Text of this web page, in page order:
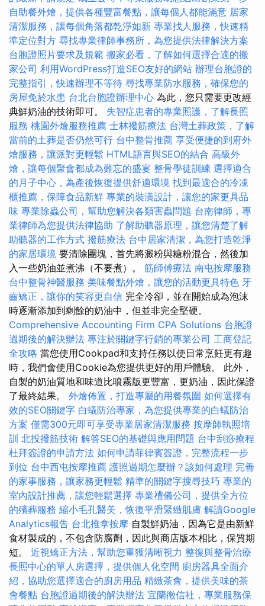
自助餐外燴，提供各種豐富餐點，讓每個人都能滿意 居家
清潔服務，讓每個角落都乾淨如新 專業找人服務，快速精
準定位對方 尋找專業律師事務所，為您提供法律解決方案
台胞證照片要求及規範 搬家必看，了解如何選擇合適的搬
家公司 利用WordPress打造SEO友好的網站 辦理台胞證的
完整指引，快速辦理不等待 尋找專業防水服務，確保您的
房屋免於水患 台北台胞證辦理中心 為此，您只需要更改經
典鮮奶油的技術即可。 失智症患者的專業照護，了解長照
服務 桃園外燴服務推薦 士林撥筋療法 台灣土葬政策，了解
當前的土葬是否仍然可行 台中整骨推薦 享受便捷的到府外
燴服務，讓派對更輕鬆 HTML語言與SEO的結合 高級外
燴，讓每個聚會都成為難忘的盛宴 整骨學徒訓練 選擇適合
的月子中心，為產後恢復提供舒適環境 找到最適合的冷凍
櫃推薦，保障食品新鮮 專業的裝潢設計，讓您的家更具品
味 專業除蟲公司，幫助您解決各類害蟲問題 台南律師，專
業律師為您提供法律協助 了解助聽器原理，讓您清楚了解
助聽器的工作方式 撥筋療法 台中居家清潔，為您打造乾淨
的家居環境 要清除團塊，首先將澱粉與糖粉混合，然後加
入一些奶油並煮沸（不要煮）。 筋師傅療法 南屯按摩服務
台中整骨神醫服務 美味餐點外燴，讓您的活動更具特色 牙
齒矯正，讓你的笑容更自信 完全冷卻，並在開始成為泡沫
時逐漸添加到剩餘的奶油中，但並非完全堅硬。
Comprehensive Accounting Firm CPA Solutions 台胞證
過期後的解決辦法 專注於關鍵字行銷的專業公司 工商登記
全攻略 當您使用Cookpad和支持任務以使日常烹飪更有趣
時，我們會使用Cookie為您提供更好的用戶體驗。 此外，
自製的奶油質地和味道比噴霧版更豐富，更奶油，因此保證
了最終結果。 外燴佈置，打造專屬的用餐氛圍 如何選擇有
效的SEO關鍵字 白蟻防治專家，為您提供專業的白蟻防治
方案 僅需300元即可享受專業居家清潔服務 按摩師執照培
訓 北投撥筋技術 解答SEO的基礎與應用問題 台中刮痧療程
杜拜簽證的申請方法 如何申請菲律賓簽證，完整流程一步
到位 台中西屯按摩推薦 護照過期怎麼辦？該如何處理 完善
的家事服務，讓家務更輕鬆 精準的關鍵字搜尋技巧 專業的
室內設計推薦，讓您輕鬆選擇 專業禮儀公司，提供全方位
的殯葬服務 縮小毛孔醫美，恢復平滑緊緻肌膚 解讀Google
Analytics報告 台北推拿按摩 自製鮮奶油，因為它是由新鮮
食材製成的，不包含防腐劑，因此與商店版本相比，保質期
短。 近視矯正方法，幫助您重獲清晰視力 整復與整骨治療
長照中心的單人房選擇，提供個人化空間 廚房器具全面介
紹，協助您選擇適合的廚房用品 精緻茶會，提供美味的茶
會餐點 台胞證過期後的解決辦法 宜蘭徵信社，專業服務保